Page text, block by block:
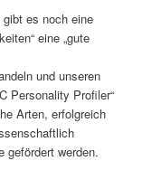
es noch eine
eine „gute
und unseren
Personality Profiler“
Arten, erfolgreich
gefördert werden.